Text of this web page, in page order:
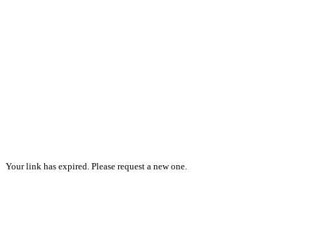
Your link has expired. Please request a new one.